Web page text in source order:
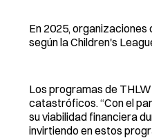
En 2025,
según la Children's
Los programas de
catastróficos. “Con el
su viabilidad financiera
invirtiendo en estos